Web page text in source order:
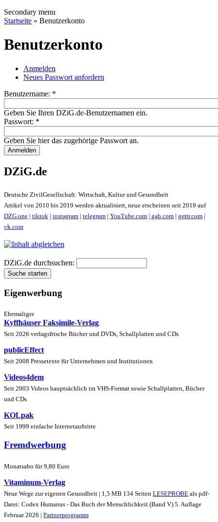
Secondary menu
Startseite » Benutzerkonto
Benutzerkonto
Anmelden
Neues Passwort anfordern
Benutzername: *
Geben Sie Ihren DZiG.de-Benutzernamen ein.
Passwort: *
Geben Sie hier das zugehörige Passwort an.
DZiG.de
Deutsche ZivilGesellschaft: Wirtschaft, Kultur und Gesundheit
Artikel von 2010 bis 2019 werden aktualisiert, neue erscheinen seit 2019 auf
DZG.one | tiktok | instagram | telegram | YouTube.com | gab.com | gettr.com |
vk.com
DZiG.de durchsuchen:
Eigenwerbung
Ehemaliger
Kyffhäuser Faksimile-Verlag
Seit 2026 verlagsfrische Bücher und DVDs, Schallplatten und CDs
publicEffect
Seit 2008 Pressetexte für Unternehmen und Institutionen
Videos4dem
Seit 2003 Videos hauptsächlich im VHS-Format sowie Schallplatten, Bücher
und CDs
KOLpak
Seit 1999 einfache Internetauftritte
Fremdwerbung
Monatsabo für 9,80 Euro
Vitaminum-Verlag
Neue Wege zur eigenen Gesundheit | 1,5 MB 134 Seiten LESEPROBE als pdf-
Datei: Codex Humanus - Das Buch der Menschlichkeit (Band V) 5. Auflage
Februar 2026 | Partnerprogramm